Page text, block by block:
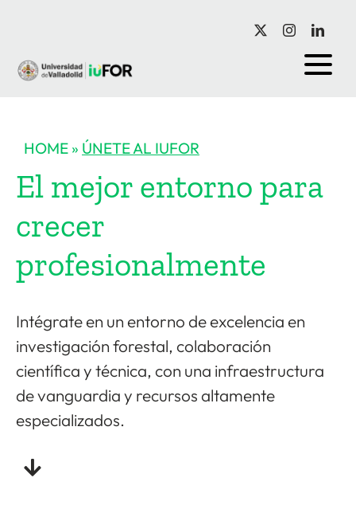
HOME » ÚNETE AL IUFOR
El mejor entorno para
crecer
profesionalmente
Intégrate en un entorno de excelencia en
investigación forestal, colaboración
científica y técnica, con una infraestructura
de vanguardia y recursos altamente
especializados.